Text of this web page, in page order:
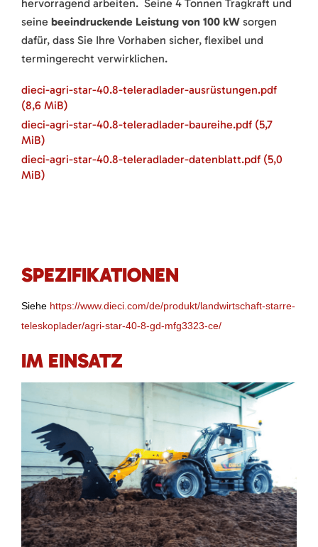
hervorragend arbeiten. Seine 4 Tonnen Tragkraft und
seine beeindruckende Leistung von 100 kW sorgen
dafür, dass Sie Ihre Vorhaben sicher, flexibel und
termingerecht verwirklichen.
dieci-agri-star-40.8-teleradlader-ausrüstungen.pdf
(8,6 MiB)
dieci-agri-star-40.8-teleradlader-baureihe.pdf (5,7
MiB)
dieci-agri-star-40.8-teleradlader-datenblatt.pdf (5,0
MiB)
SPEZIFIKATIONEN
Siehe https://www.dieci.com/de/produkt/landwirtschaft-starre-
teleskoplader/agri-star-40-8-gd-mfg3323-ce/
IM EINSATZ